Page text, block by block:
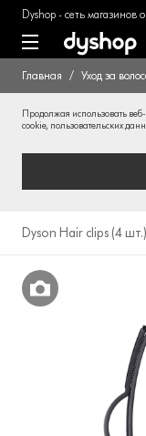
Dyshop - сеть магазинов
Главная Уход за
Продолжая использовать
cookie, пользовательских
Dyson Hair clips (4 шт.)